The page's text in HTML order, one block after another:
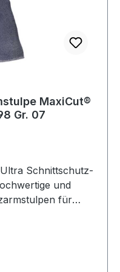
MaxiCut®
Gr. 07
Schnittschutz-
und
für